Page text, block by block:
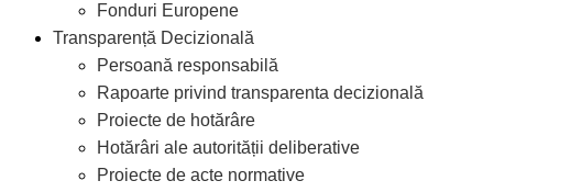
Fonduri Europene
Transparență Decizională
Persoană responsabilă
Rapoarte privind transparenta decizională
Proiecte de hotărâre
Hotărâri ale autorității deliberative
Proiecte de acte normative